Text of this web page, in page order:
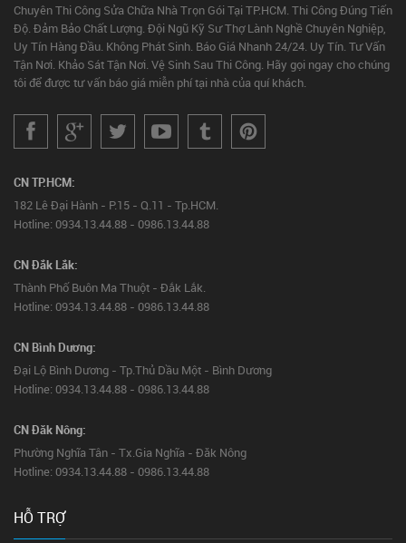
Chuyên Thi Công Sửa Chữa Nhà Trọn Gói Tại TP.HCM. Thi Công Đúng Tiến
Độ. Đảm Bảo Chất Lượng. Đội Ngũ Kỹ Sư Thợ Lành Nghề Chuyên Nghiệp,
Uy Tín Hàng Đầu. Không Phát Sinh. Báo Giá Nhanh 24/24. Uy Tín. Tư Vấn
Tận Nơi. Khảo Sát Tận Nơi. Vệ Sinh Sau Thi Công. Hãy gọi ngay cho chúng
tôi để được tư vấn báo giá miễn phí tại nhà của quí khách.
CN TP.HCM:
182 Lê Đại Hành - P.15 - Q.11 - Tp.HCM.
Hotline: 0934.13.44.88 - 0986.13.44.88
CN Đắk Lắk:
Thành Phố Buôn Ma Thuột - Đắk Lắk.
Hotline: 0934.13.44.88 - 0986.13.44.88
CN Bình Dương:
Đại Lộ Bình Dương - Tp.Thủ Dầu Một - Bình Dương
Hotline: 0934.13.44.88 - 0986.13.44.88
CN Đăk Nông:
Phường Nghĩa Tân - Tx.Gia Nghĩa - Đăk Nông
Hotline: 0934.13.44.88 - 0986.13.44.88
HỖ TRỢ